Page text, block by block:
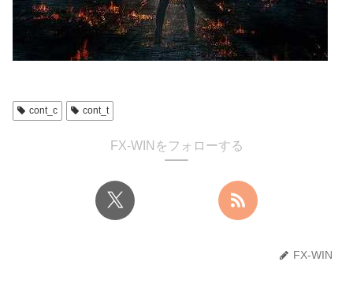
cont_c cont_t
FX-WINをフォローする
FX-WIN